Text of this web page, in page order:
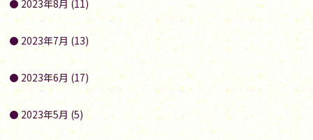
2023年8月 (11)
2023年7月 (13)
2023年6月 (17)
2023年5月 (5)